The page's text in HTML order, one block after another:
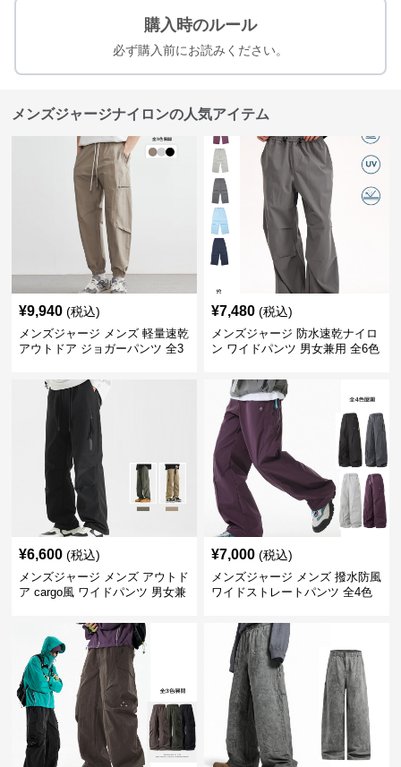
購入時のルール
必ず購入前にお読みください。
メンズジャージナイロンの人気アイテム
¥9,940 (税込)
メンズジャージ メンズ 軽量速乾
アウトドア ジョガーパンツ 全3
¥7,480 (税込)
メンズジャージ 防水速乾ナイロ
ン ワイドパンツ 男女兼用 全6色
¥6,600 (税込)
メンズジャージ メンズ アウトド
ア cargo風 ワイドパンツ 男女兼
¥7,000 (税込)
メンズジャージ メンズ 撥水防風
ワイドストレートパンツ 全4色